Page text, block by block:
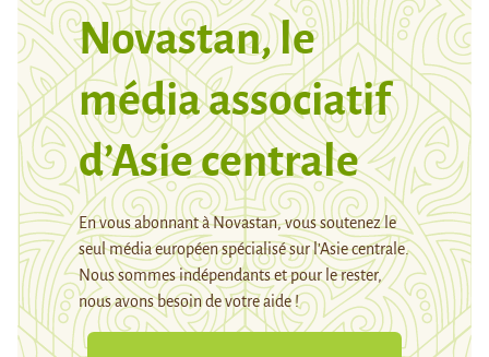
Novastan, le
média associatif
d’Asie centrale
En vous abonnant à Novastan, vous soutenez le
seul média européen spécialisé sur l’Asie centrale.
Nous sommes indépendants et pour le rester,
nous avons besoin de votre aide !